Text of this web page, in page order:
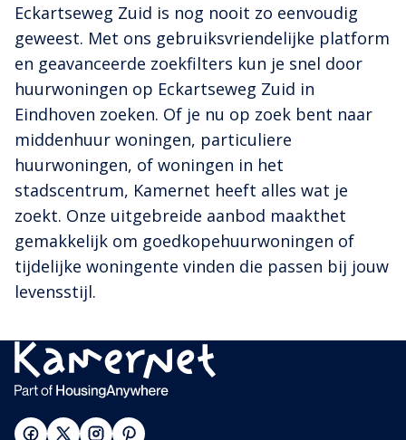
Eckartseweg Zuid is nog nooit zo eenvoudig
geweest. Met ons gebruiksvriendelijke platform
en geavanceerde zoekfilters kun je snel door
huurwoningen op Eckartseweg Zuid in
Eindhoven zoeken. Of je nu op zoek bent naar
middenhuur woningen, particuliere
huurwoningen, of woningen in het
stadscentrum, Kamernet heeft alles wat je
zoekt. Onze uitgebreide aanbod maakthet
gemakkelijk om goedkopehuurwoningen of
tijdelijke woningente vinden die passen bij jouw
levensstijl.